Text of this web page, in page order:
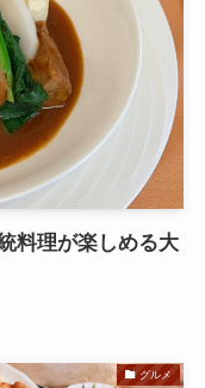
料理が楽しめる大
グルメ